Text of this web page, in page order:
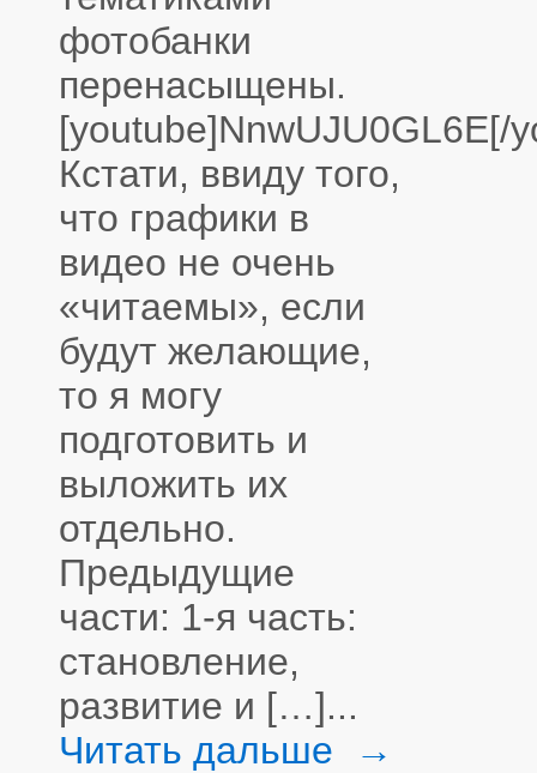
фотобанки
перенасыщены.
[youtube]NnwUJU0GL6E[/
Кстати, ввиду того,
что графики в
видео не очень
«читаемы», если
будут желающие,
то я могу
подготовить и
выложить их
отдельно.
Предыдущие
части: 1-я часть:
становление,
развитие и […]...
Читать дальше →